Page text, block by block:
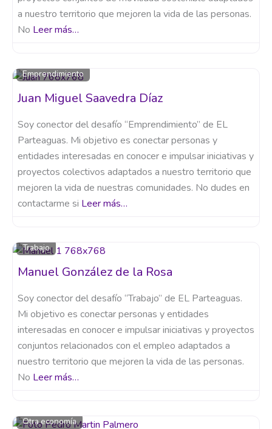
a nuestro territorio que mejoren la vida de las personas.
No Leer más…
Emprendimiento
Juan Miguel Saavedra Díaz
Soy conector del desafío “Emprendimiento” de EL
Parteaguas. Mi objetivo es conectar personas y
entidades interesadas en conocer e impulsar iniciativas y
proyectos colectivos adaptados a nuestro territorio que
mejoren la vida de nuestras comunidades. No dudes en
contactarme si Leer más…
Trabajo
Manuel González de la Rosa
Soy conector del desafío “Trabajo” de EL Parteaguas.
Mi objetivo es conectar personas y entidades
interesadas en conocer e impulsar iniciativas y proyectos
conjuntos relacionados con el empleo adaptados a
nuestro territorio que mejoren la vida de las personas.
No Leer más…
Otra economía